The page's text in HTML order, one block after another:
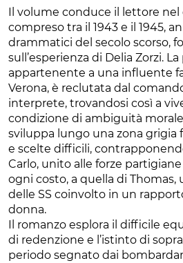
Il volume conduce il lettore
compreso tra il 1943 e il 1945,
drammatici del secolo scorso,
sull’esperienza di Delia Zorzi.
appartenente a una influente
Verona, è reclutata dal
interprete, trovandosi così a
condizione di ambiguità
sviluppa lungo una zona grigia
e scelte difficili,
Carlo, unito alle forze
ogni costo, a quella di Thomas,
delle SS coinvolto in un
donna.
Il romanzo esplora il difficile
di redenzione e l’istinto di
periodo segnato dai